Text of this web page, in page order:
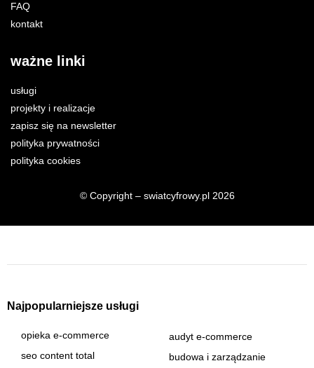
FAQ
kontakt
ważne linki
usługi
projekty i realizacje
zapisz się na newsletter
polityka prywatności
polityka cookies
© Copyright – swiatcyfrowy.pl 2026
Najpopularniejsze usługi
opieka e-commerce
seo content total
audyt e-commerce
budowa i zarządzanie